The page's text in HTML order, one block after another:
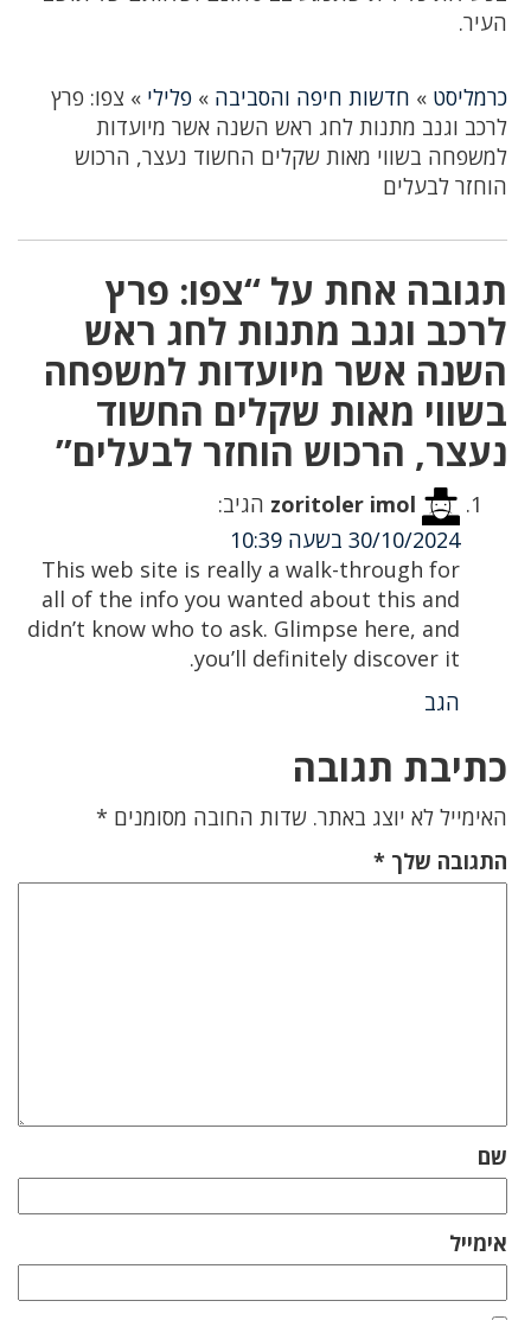
העיר.
כרמליסט » חדשות חיפה והסביבה » פלילי » צפו: פרץ
לרכב וגנב מתנות לחג ראש השנה אשר מיועדות
למשפחה בשווי מאות שקלים החשוד נעצר, הרכוש
הוחזר לבעלים
תגובה אחת על “צפו: פרץ
לרכב וגנב מתנות לחג ראש
השנה אשר מיועדות למשפחה
בשווי מאות שקלים החשוד
נעצר, הרכוש הוחזר לבעלים”
zoritoler imol הגיב:
30/10/2024 בשעה 10:39
This web site is really a walk-through for
all of the info you wanted about this and
didn’t know who to ask. Glimpse here, and
you’ll definitely discover it.
הגב
כתיבת תגובה
האימייל לא יוצג באתר. שדות החובה מסומנים *
התגובה שלך *
שם
אימייל